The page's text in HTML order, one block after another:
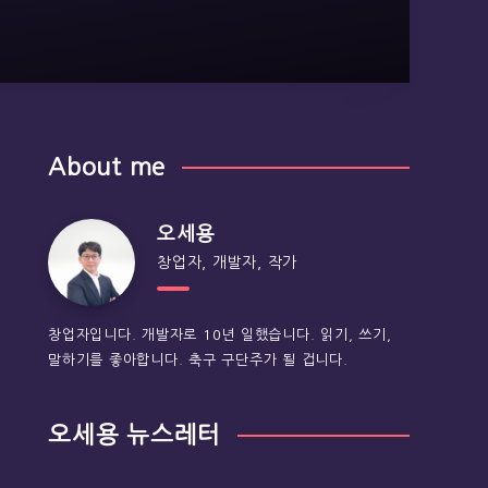
About me
오세용
창업자, 개발자, 작가
창업자입니다. 개발자로 10년 일했습니다. 읽기, 쓰기,
말하기를 좋아합니다. 축구 구단주가 될 겁니다.
오세용 뉴스레터